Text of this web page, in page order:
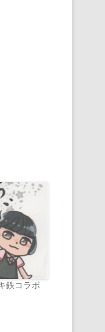
鉄コラボ